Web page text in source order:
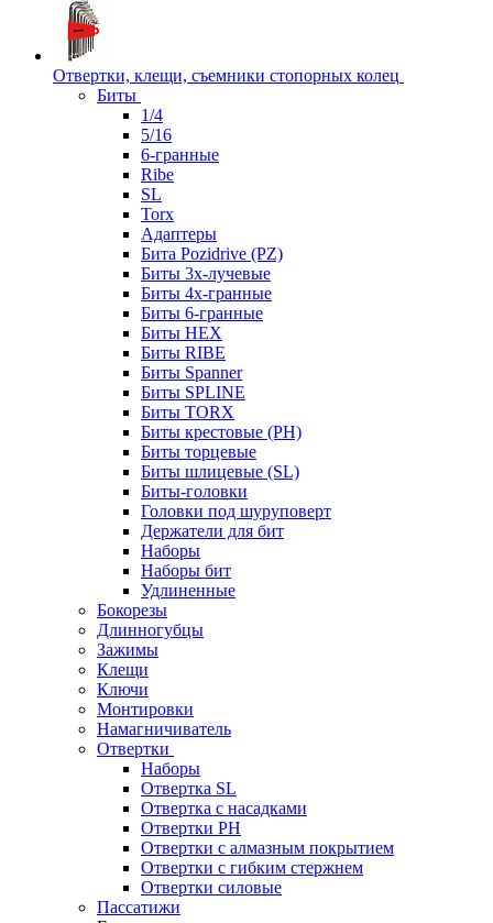
Отвертки, клещи, съемники стопорных колец
Биты
1/4
5/16
6-гранные
Ribe
SL
Torx
Адаптеры
Бита Pozidrive (PZ)
Биты 3х-лучевые
Биты 4х-гранные
Биты 6-гранные
Биты HEX
Биты RIBE
Биты Spanner
Биты SPLINE
Биты TORX
Биты крестовые (PH)
Биты торцевые
Биты шлицевые (SL)
Биты-головки
Головки под шуруповерт
Держатели для бит
Наборы
Наборы бит
Удлиненные
Бокорезы
Длинногубцы
Зажимы
Клещи
Ключи
Монтировки
Намагничиватель
Отвертки
Наборы
Отвертка SL
Отвертка с насадками
Отвертки PH
Отвертки с алмазным покрытием
Отвертки с гибким стержнем
Отвертки силовые
Пассатижи